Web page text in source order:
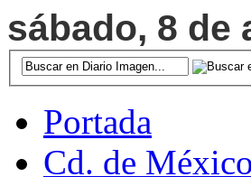
sábado, 8 de
Portada
Cd. de México